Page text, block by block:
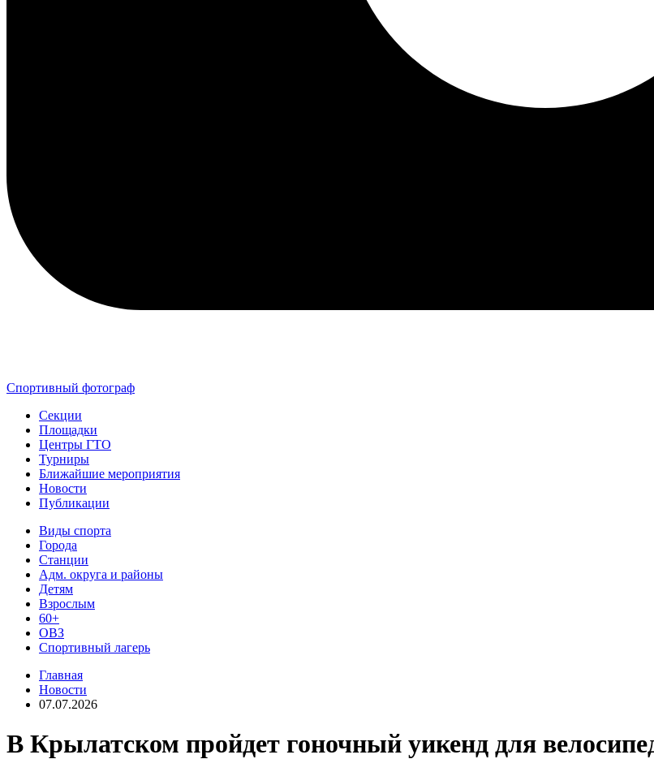
Спортивный фотограф
Секции
Площадки
Центры ГТО
Турниры
Ближайшие мероприятия
Новости
Публикации
Виды спорта
Города
Станции
Адм. округа и районы
Детям
Взрослым
60+
ОВЗ
Спортивный лагерь
Главная
Новости
07.07.2026
В Крылатском пройдет гоночный уикенд для